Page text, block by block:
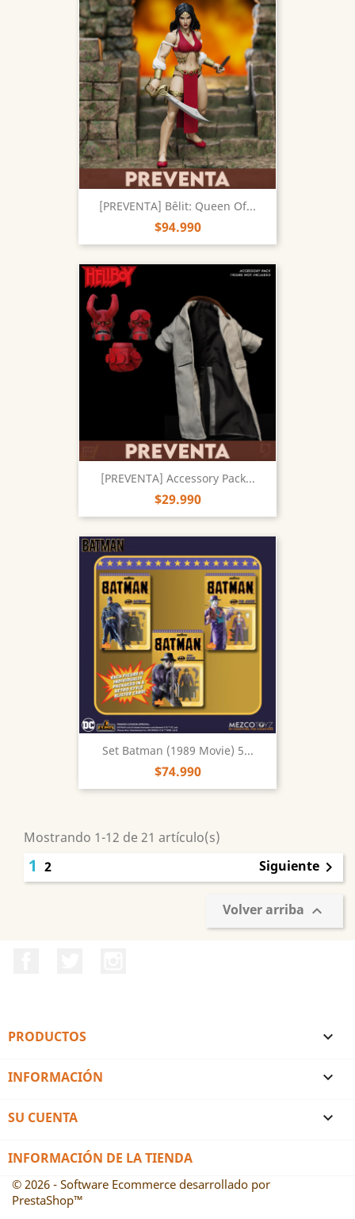
[PREVENTA] Bêlit: Queen Of...
$94.990
[PREVENTA] Accessory Pack...
$29.990
Set Batman (1989 Movie) 5...
$74.990
Mostrando 1-12 de 21 artículo(s)
1 2 Siguiente 
Volver arriba 
PRODUCTOS 
INFORMACIÓN 
SU CUENTA 
INFORMACIÓN DE LA TIENDA
© 2026 - Software Ecommerce desarrollado por
PrestaShop™